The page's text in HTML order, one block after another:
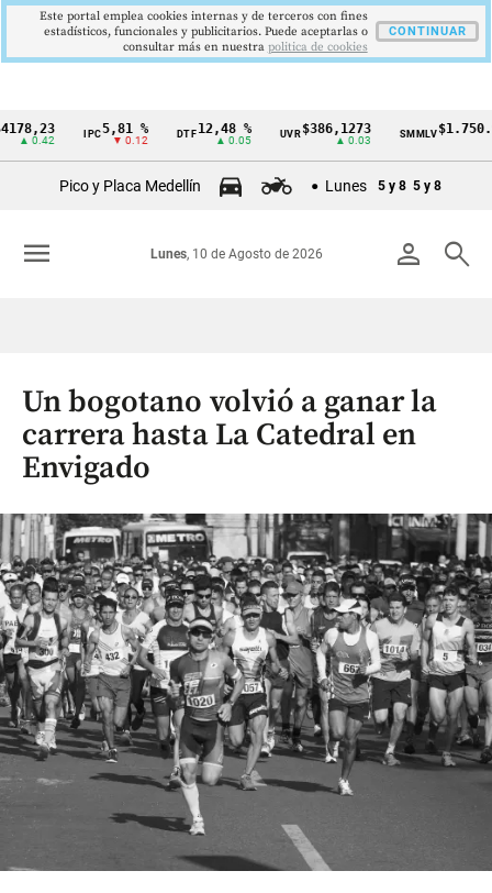
Cintillo
Colombia
IPC 5,81 %
▼ 0.12
DTF 12,48 %
▲ 0.05
UVR $386,1273
▲ 0.03
SMMLV$1.750.905
Pico y Placa Medellín Lunes 5 y 8 5 y 8
person search
Lunes, 10 de Agosto de 2026
menu
Un bogotano volvió a ganar la
carrera hasta La Catedral en
Envigado
Este portal emplea cookies internas y de terceros con fines
estadísticos, funcionales y publicitarios. Puede aceptarlas o
consultar más en nuestra politica de cookies
CONTINUAR